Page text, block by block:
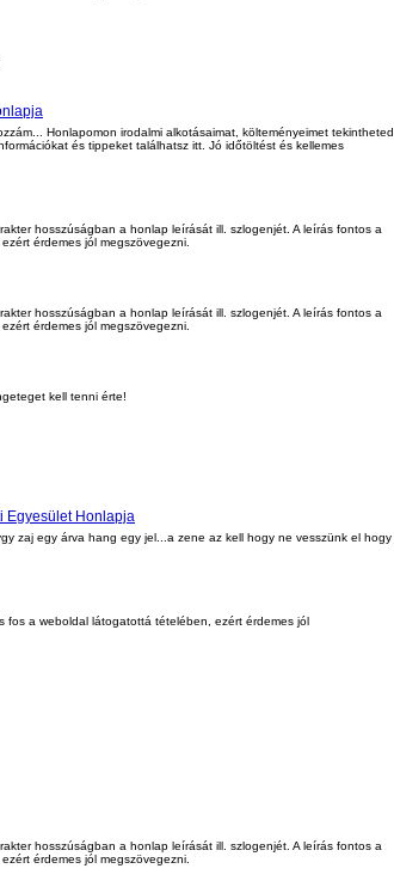
Honlapomon irodalmi alkotásaimat, költeményeimet tekintheted
és tippeket találhatsz itt. Jó időtöltést és kellemes
hosszúságban a honlap leírását ill. szlogenjét. A leírás fontos a
érdemes jól megszövegezni.
hosszúságban a honlap leírását ill. szlogenjét. A leírás fontos a
érdemes jól megszövegezni.
kell tenni érte!
Egyesület Honlapja
zaj egy árva hang egy jel...a zene az kell hogy ne vesszünk el hogy
fos a weboldal látogatottá tételében, ezért érdemes jól
hosszúságban a honlap leírását ill. szlogenjét. A leírás fontos a
érdemes jól megszövegezni.